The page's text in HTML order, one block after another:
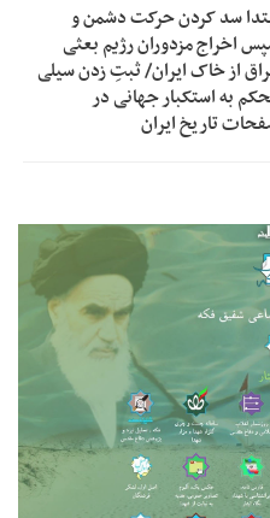
سد کردن حرکت دشمن و
اخراج مزدوران رژیم بعثی
از خاک ایران/ ثبتِ زدن سیلی
به استکبار جهانی در
تاریخ ایران